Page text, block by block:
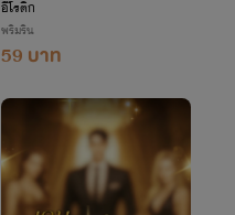
อีโรติก
พริมริน
59 บาท